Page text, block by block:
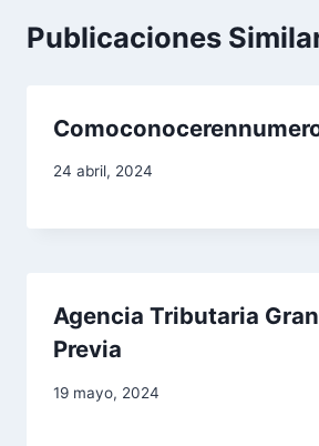
c
Publicaciones
24 abril, 2024
Agencia Tributaria
Previa
19 mayo, 2024